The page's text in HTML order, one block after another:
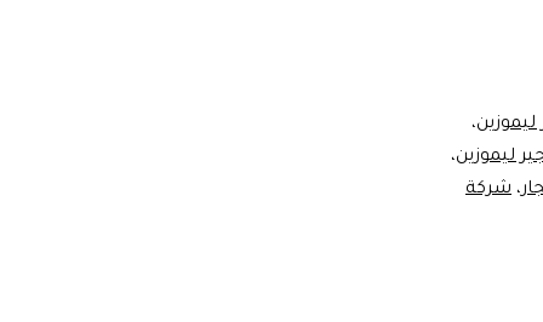
ليموزين،
ليموزين،
، شركة